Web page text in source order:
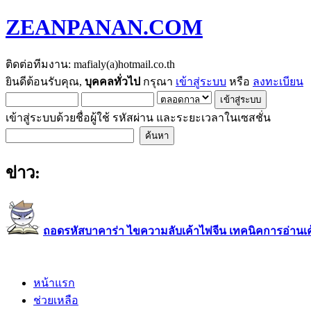
ZEANPANAN.COM
ติดต่อทีมงาน: mafialy(a)hotmail.co.th
ยินดีต้อนรับคุณ, บุคคลทั่วไป กรุณา เข้าสู่ระบบ หรือ ลงทะเบียน
เข้าสู่ระบบด้วยชื่อผู้ใช้ รหัสผ่าน และระยะเวลาในเซสชั่น
ข่าว:
ถอดรหัสบาคาร่า ไขความลับเค้าไพ่จีน เทคนิคการอ่าน
หน้าแรก
ช่วยเหลือ